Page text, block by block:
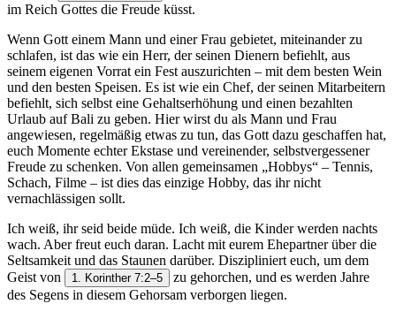
im Reich Gottes die Freude küsst.
Wenn Gott einem Mann und einer Frau gebietet, miteinander zu
schlafen, ist das wie ein Herr, der seinen Dienern befiehlt, aus
seinem eigenen Vorrat ein Fest auszurichten – mit dem besten Wein
und den besten Speisen. Es ist wie ein Chef, der seinen Mitarbeitern
befiehlt, sich selbst eine Gehaltserhöhung und einen bezahlten
Urlaub auf Bali zu geben. Hier wirst du als Mann und Frau
angewiesen, regelmäßig etwas zu tun, das Gott dazu geschaffen hat,
euch Momente echter Ekstase und vereinender, selbstvergessener
Freude zu schenken. Von allen gemeinsamen „Hobbys“ – Tennis,
Schach, Filme – ist dies das einzige Hobby, das ihr nicht
vernachlässigen sollt.
Ich weiß, ihr seid beide müde. Ich weiß, die Kinder werden nachts
wach. Aber freut euch daran. Lacht mit eurem Ehepartner über die
Seltsamkeit und das Staunen darüber. Diszipliniert euch, um dem
Geist von
1. Korinther 7:2–5
zu gehorchen, und es werden Jahre
des Segens in diesem Gehorsam verborgen liegen.